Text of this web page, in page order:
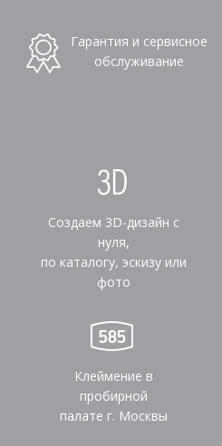
Гарантия и сервисное
обслуживание
Создаем 3D-дизайн с
нуля,
по каталогу, эскизу или
фото
Клеймение в
пробирной
палате г. Москвы